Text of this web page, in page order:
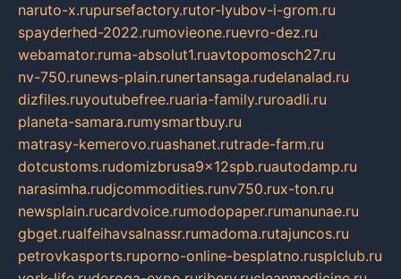
naruto-x.rupursefactory.rutor-lyubov-i-grom.ru
spayderhed-2022.rumovieone.ruevro-dez.ru
webamator.ruma-absolut1.ruavtopomosch27.ru
nv-750.runews-plain.runertansaga.rudelanalad.ru
dizfiles.ruyoutubefree.ruaria-family.ruroadli.ru
planeta-samara.rumysmartbuy.ru
matrasy-kemerovo.ruashanet.rutrade-farm.ru
dotcustoms.rudomizbrusa9x12spb.ruautodamp.ru
narasimha.rudjcommodities.runv750.rux-ton.ru
newsplain.rucardvoice.rumodopaper.rumanunae.ru
gbget.rualfeihavsalnassr.rumadoma.rutajuncos.ru
petrovkasports.ruporno-online-besplatno.rusplclub.ru